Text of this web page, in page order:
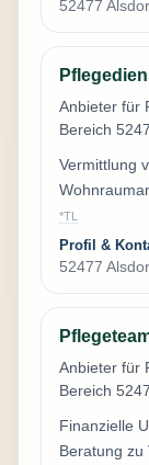
52477
Anbieter für
Bereich
Vermittlung
*TL
Profil &
52477
Anbieter für
Bereich
Finanzielle
Beratung zu